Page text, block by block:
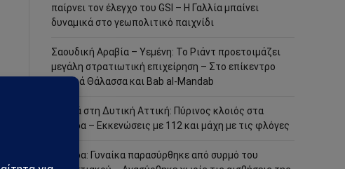
παίρνει τον έλεγχο του GSI – Η Γαλλία μπαίνει
δυναμικά στο γεωπολιτικό παιχνίδι
Σαουδική Αραβία – Υεμένη: Το Ριάντ προετοιμάζει
μεγάλη στρατιωτική επιχείρηση – Στο επίκεντρο
Ερυθρά Θάλασσα και Bab al-Mandab
Φωτιά στη Δυτική Αττική: Πύρινος κλοιός στα
Μέγαρα – Εκκενώσεις με 112 και μάχη με τις φλόγες
Μέγαρα: Γυναίκα παρασύρθηκε από συρμό του